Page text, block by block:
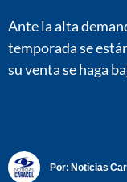
Ante la alta
temporada se
su venta se haga
Por: Noticias